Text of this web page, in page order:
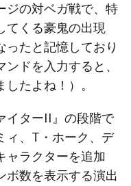
ジの対ベガ戦で、特
てくる豪鬼の出現
ったと記憶しており
ドを入力すると、
たよね！）。
イターII』の段階で
ィ、T・ホーク、デ
ャラクターを追加
ボ数を表示する演出